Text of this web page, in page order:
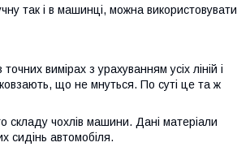
так і в машинці, можна використовувати
вимірах з урахуванням усіх ліній і
що не мнуться. По суті це та ж
складу чохлів машини. Дані матеріали
сидінь автомобіля.